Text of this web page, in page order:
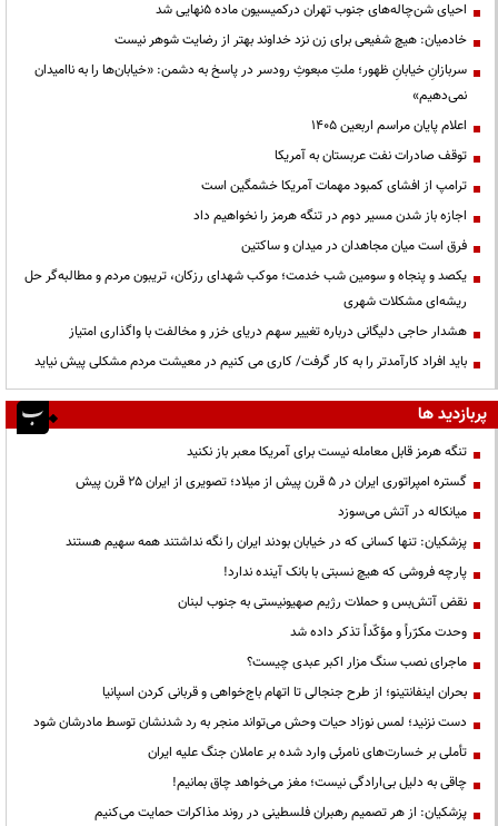
احیای شن‌چاله‌های جنوب تهران درکمیسیون ماده ۵نهایی شد
خادمیان: هیچ شفیعی برای زن نزد خداوند بهتر از رضایت شوهر نیست
سربازانِ خیابانِ ظهور؛ ملتِ مبعوثِ رودسر در پاسخ به دشمن: «خیابان‌ها را به ناامیدان
نمی‌دهیم»
اعلام پایان مراسم اربعین ۱۴۰۵
توقف صادرات نفت عربستان به آمریکا
ترامپ از افشای کمبود مهمات آمریکا خشمگین است
اجازه باز شدن مسیر دوم در تنگه هرمز را نخواهیم داد
فرق است میان مجاهدان در میدان و ساکتین
یکصد و پنجاه و سومین شب خدمت؛ موکب شهدای رزکان، تریبون مردم و مطالبه‌گر حل
ریشه‌ای مشکلات شهری
هشدار حاجی دلیگانی درباره تغییر سهم دریای خزر و مخالفت با واگذاری امتیاز
باید افراد کارآمدتر را به کار گرفت/ کاری می کنیم در معیشت مردم مشکلی پیش نیاید
پربازدید ها
تنگه هرمز قابل معامله نیست برای آمریکا معبر باز نکنید
گستره امپراتوری ایران در ۵ قرن پیش از میلاد؛ تصویری از ایران ۲۵ قرن پیش
میانکاله در آتش می‌سوزد
پزشکیان: تنها کسانی که در خیابان بودند ایران را نگه نداشتند همه سهیم هستند
پارچه فروشی که هیچ نسبتی با بانک آینده ندارد!
نقض آتش‌بس و حملات رژیم صهیونیستی به جنوب لبنان
وحدت مکرّراً و مؤکّداً تذکر داده شد
ماجرای نصب سنگ مزار اکبر عبدی چیست؟
بحران اینفانتینو؛ از طرح جنجالی تا اتهام باج‌خواهی و قربانی کردن اسپانیا
دست نزنید؛ لمس نوزاد حیات وحش می‌تواند منجر به رد شدنشان توسط مادرشان شود
تأملی بر خسارت‌های نامرئی وارد شده بر عاملان جنگ علیه ایران
چاقی به دلیل بی‌ارادگی نیست؛ مغز می‌خواهد چاق بمانیم!
پزشکیان: از هر تصمیم رهبران فلسطینی در روند مذاکرات حمایت می‌کنیم